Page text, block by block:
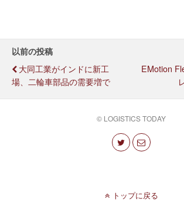
以前の投稿
大同工業がインドに新工
場、二輪車部品の需要増で
EMotion
© LOGISTICS TODAY
トップに戻る